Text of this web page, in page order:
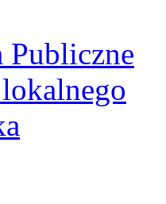
Publiczne